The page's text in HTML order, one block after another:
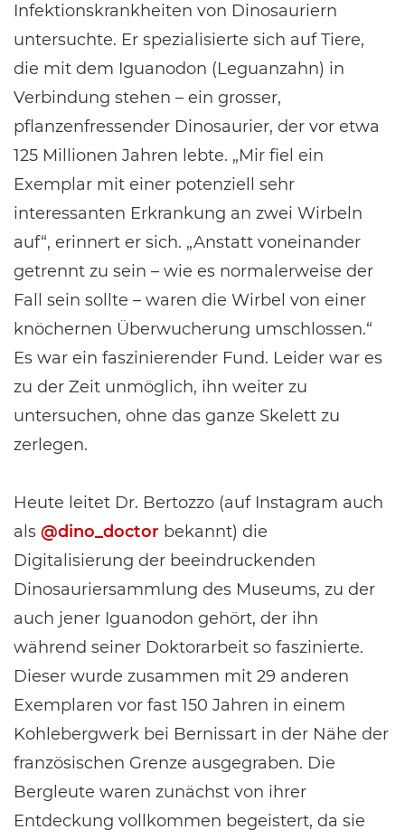
Infektionskrankheiten von Dinosauriern
untersuchte. Er spezialisierte sich auf Tiere,
die mit dem Iguanodon (Leguanzahn) in
Verbindung stehen – ein grosser,
pflanzenfressender Dinosaurier, der vor etwa
125 Millionen Jahren lebte. „Mir fiel ein
Exemplar mit einer potenziell sehr
interessanten Erkrankung an zwei Wirbeln
auf“, erinnert er sich. „Anstatt voneinander
getrennt zu sein – wie es normalerweise der
Fall sein sollte – waren die Wirbel von einer
knöchernen Überwucherung umschlossen.“
Es war ein faszinierender Fund. Leider war es
zu der Zeit unmöglich, ihn weiter zu
untersuchen, ohne das ganze Skelett zu
zerlegen.
Heute leitet Dr. Bertozzo (auf Instagram auch
als @dino_doctor bekannt) die
Digitalisierung der beeindruckenden
Dinosauriersammlung des Museums, zu der
auch jener Iguanodon gehört, der ihn
während seiner Doktorarbeit so faszinierte.
Dieser wurde zusammen mit 29 anderen
Exemplaren vor fast 150 Jahren in einem
Kohlebergwerk bei Bernissart in der Nähe der
französischen Grenze ausgegraben. Die
Bergleute waren zunächst von ihrer
Entdeckung vollkommen begeistert, da sie